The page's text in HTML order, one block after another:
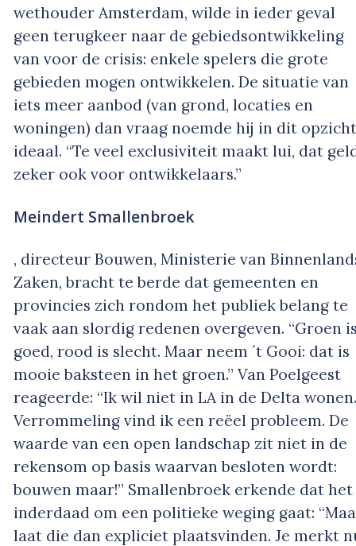
wethouder Amsterdam, wilde in ieder geval
geen terugkeer naar de gebiedsontwikkeling
van voor de crisis: enkele spelers die grote
gebieden mogen ontwikkelen. De situatie van
iets meer aanbod (van grond, locaties en
woningen) dan vraag noemde hij in dit opzicht
ideaal. “Te veel exclusiviteit maakt lui, dat
zeker ook voor ontwikkelaars.”
Meindert Smallenbroek
, directeur Bouwen, Ministerie van
Zaken, bracht te berde dat gemeenten en
provincies zich rondom het publiek belang te
vaak aan slordig redenen overgeven. “Groen
goed, rood is slecht. Maar neem ´t Gooi: dat is
mooie baksteen in het groen.” Van Poelgeest
reageerde: “Ik wil niet in LA in de Delta wonen.
Verrommeling vind ik een reëel probleem. De
waarde van een open landschap zit niet in de
rekensom op basis waarvan besloten wordt:
bouwen maar!” Smallenbroek erkende dat het
inderdaad om een politieke weging gaat:
laat die dan expliciet plaatsvinden. Je merkt